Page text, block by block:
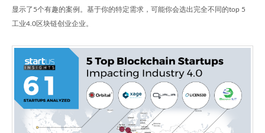
显示了5个有趣的案例。基于你的特定需求，可能你会选出完全不同的top 5
工业4.0区块链创业企业。